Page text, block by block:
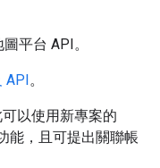
平台 API。
API。
以使用新專案的
能，且可提出關聯帳